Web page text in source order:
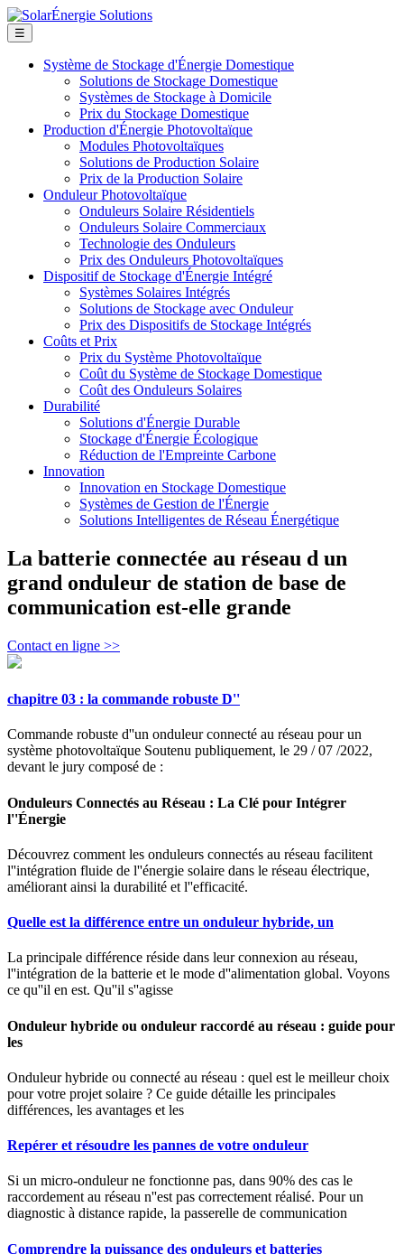
☰
Système de Stockage d'Énergie Domestique
Solutions de Stockage Domestique
Systèmes de Stockage à Domicile
Prix du Stockage Domestique
Production d'Énergie Photovoltaïque
Modules Photovoltaïques
Solutions de Production Solaire
Prix de la Production Solaire
Onduleur Photovoltaïque
Onduleurs Solaire Résidentiels
Onduleurs Solaire Commerciaux
Technologie des Onduleurs
Prix des Onduleurs Photovoltaïques
Dispositif de Stockage d'Énergie Intégré
Systèmes Solaires Intégrés
Solutions de Stockage avec Onduleur
Prix des Dispositifs de Stockage Intégrés
Coûts et Prix
Prix du Système Photovoltaïque
Coût du Système de Stockage Domestique
Coût des Onduleurs Solaires
Durabilité
Solutions d'Énergie Durable
Stockage d'Énergie Écologique
Réduction de l'Empreinte Carbone
Innovation
Innovation en Stockage Domestique
Systèmes de Gestion de l'Énergie
Solutions Intelligentes de Réseau Énergétique
La batterie connectée au réseau d un
grand onduleur de station de base de
communication est-elle grande
Contact en ligne >>
chapitre 03 : la commande robuste D''
Commande robuste d''un onduleur connecté au réseau pour un
système photovoltaïque Soutenu publiquement, le 29 / 07 /2022,
devant le jury composé de :
Onduleurs Connectés au Réseau : La Clé pour Intégrer
l''Énergie
Découvrez comment les onduleurs connectés au réseau facilitent
l''intégration fluide de l''énergie solaire dans le réseau électrique,
améliorant ainsi la durabilité et l''efficacité.
Quelle est la différence entre un onduleur hybride, un
La principale différence réside dans leur connexion au réseau,
l''intégration de la batterie et le mode d''alimentation global. Voyons
ce qu''il en est. Qu''il s''agisse
Onduleur hybride ou onduleur raccordé au réseau : guide pour
les
Onduleur hybride ou connecté au réseau : quel est le meilleur choix
pour votre projet solaire ? Ce guide détaille les principales
différences, les avantages et les
Repérer et résoudre les pannes de votre onduleur
Si un micro-onduleur ne fonctionne pas, dans 90% des cas le
raccordement au réseau n''est pas correctement réalisé. Pour un
diagnostic à distance rapide, la passerelle de communication
Comprendre la puissance des onduleurs et batteries